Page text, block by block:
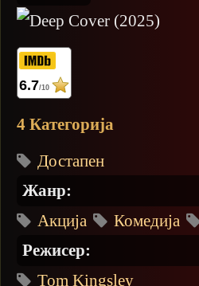
6.7/10
4 Категорија
Достапен
Жанр:
Акција
Комедија
Режисер:
Tom Kingsley